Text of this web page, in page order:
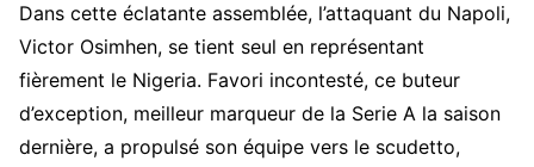
Dans cette éclatante assemblée, l’attaquant du Napoli,
Victor Osimhen, se tient seul en représentant
fièrement le Nigeria. Favori incontesté, ce buteur
d’exception, meilleur marqueur de la Serie A la saison
dernière, a propulsé son équipe vers le scudetto,